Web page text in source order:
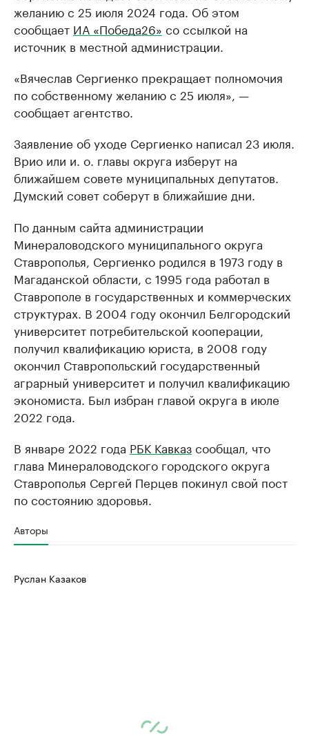
желанию с 25 июля 2024 года. Об этом
сообщает ИА «Победа26» со ссылкой на
источник в местной администрации.
«Вячеслав Сергиенко прекращает полномочия
по собственному желанию с 25 июля», —
сообщает агентство.
Заявление об уходе Сергиенко написал 23 июля.
Врио или и. о. главы округа изберут на
ближайшем совете муниципальных депутатов.
Думский совет соберут в ближайшие дни.
По данным сайта администрации
Минераловодского муниципального округа
Ставрополья, Сергиенко родился в 1973 году в
Магаданской области, с 1995 года работал в
Ставрополе в государственных и коммерческих
структурах. В 2004 году окончил Белгородский
университет потребительской кооперации,
получил квалификацию юриста, в 2008 году
окончил Ставропольский государственный
аграрный университет и получил квалификацию
экономиста. Был избран главой округа в июле
2022 года.
В январе 2022 года РБК Кавказсообщал, что
глава Минераловодского городского округа
Ставрополья Сергей Перцев покинул свой пост
по состоянию здоровья.
Авторы
Руслан Казаков